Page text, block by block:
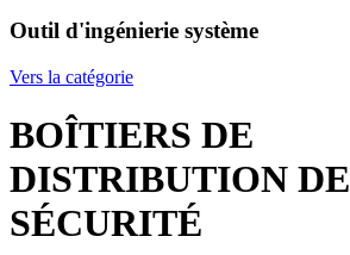
Outil d'ingénierie système
Vers la catégorie
BOÎTIERS DE
DISTRIBUTION DE
SÉCURITÉ